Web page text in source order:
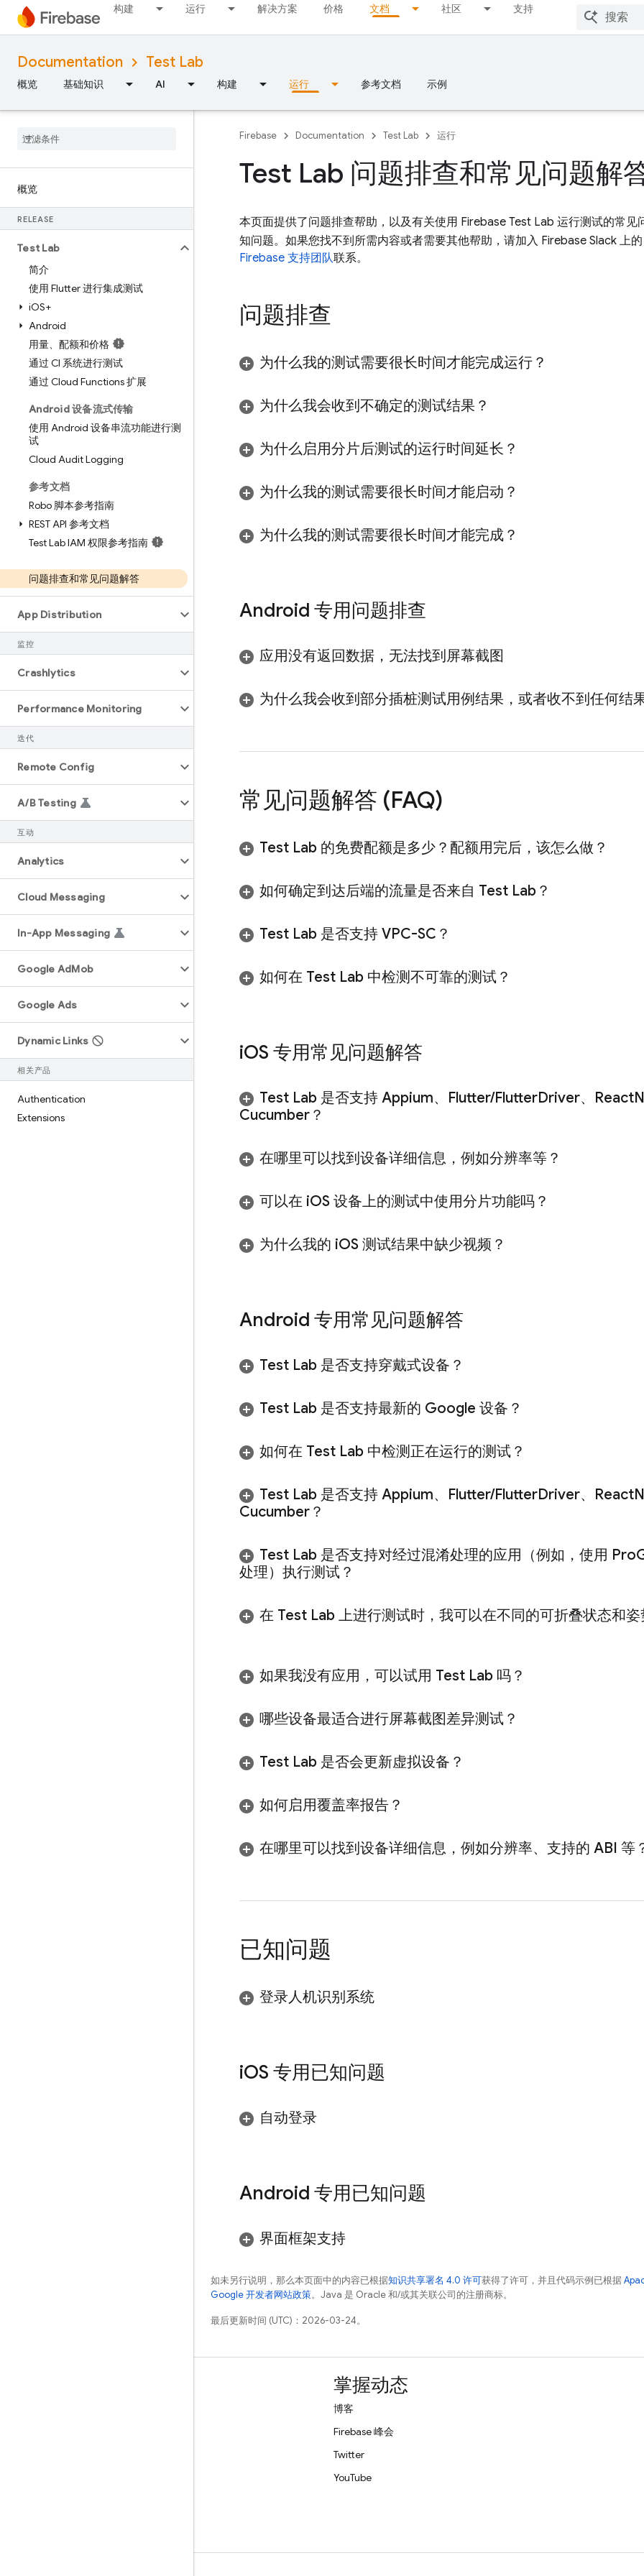
构建 运行 解决方案 价格 文档 社区 支持
Documentation Test Lab
概览 基础知识 AI 构建 运行 参考文档 示例
概览
RELEASE
Test Lab
简介
使用 Flutter 进行集成测试
iOS+
Android
用量、配额和价格
通过 CI 系统进行测试
通过 Cloud Functions 扩展
Android 设备流式传输
使用 Android 设备串流功能进行测
试
Cloud Audit Logging
参考文档
Robo 脚本参考指南
REST API 参考文档
Test Lab IAM 权限参考指南
问题排查和常见问题解答
App Distribution
监控
Crashlytics
Performance Monitoring
迭代
Remote Config
A/B Testing
互动
Analytics
Cloud Messaging
In-App Messaging
Google AdMob
Google Ads
Dynamic Links
相关产品
Authentication
Extensions
Firebase Documentation Test Lab 运行
Test Lab 问题排查和常见问题解
本页面提供了问题排查帮助，以及有关使用 Firebase Test Lab 运行测试的常见
知问题。如果您找不到所需内容或者需要其他帮助，请加入 Firebase Slack 上
Firebase 支持团队联系。
问题排查
为什么我的测试需要很长时间才能完成运行？
为什么我会收到不确定的测试结果？
为什么启用分片后测试的运行时间延长？
为什么我的测试需要很长时间才能启动？
为什么我的测试需要很长时间才能完成？
Android 专用问题排查
应用没有返回数据，无法找到屏幕截图
为什么我会收到部分插桩测试用例结果，或者收不到任何结
常见问题解答 (FAQ)
Test Lab 的免费配额是多少？配额用完后，该怎么做？
如何确定到达后端的流量是否来自 Test Lab ？
Test Lab 是否支持 VPC-SC？
如何在 Test Lab 中检测不可靠的测试？
iOS 专用常见问题解答
Test Lab 是否支持 Appium、Flutter/FlutterDriver、React
Cucumber？
在哪里可以找到设备详细信息，例如分辨率等？
可以在 iOS 设备上的测试中使用分片功能吗？
为什么我的 iOS 测试结果中缺少视频？
Android 专用常见问题解答
Test Lab 是否支持穿戴式设备？
Test Lab 是否支持最新的 Google 设备？
如何在 Test Lab 中检测正在运行的测试？
Test Lab 是否支持 Appium、Flutter/FlutterDriver、React
Cucumber？
Test Lab 是否支持对经过混淆处理的应用（例如，使用 Pro
处理）执行测试？
在 Test Lab 上进行测试时，我可以在不同的可折叠状态和
如果我没有应用，可以试用 Test Lab 吗？
哪些设备最适合进行屏幕截图差异测试？
Test Lab 是否会更新虚拟设备？
如何启用覆盖率报告？
在哪里可以找到设备详细信息，例如分辨率、支持的 ABI 等
已知问题
登录人机识别系统
iOS 专用已知问题
自动登录
Android 专用已知问题
界面框架支持
如未另行说明，那么本页面中的内容已根据知识共享署名 4.0 许可获得了许可，并且代码示例已根据
Google 开发者网站政策。Java 是 Oracle 和/或其关联公司的注册商标。
最后更新时间 (UTC)：2026-03-24。
掌握动态
博客
Firebase 峰会
Twitter
YouTube